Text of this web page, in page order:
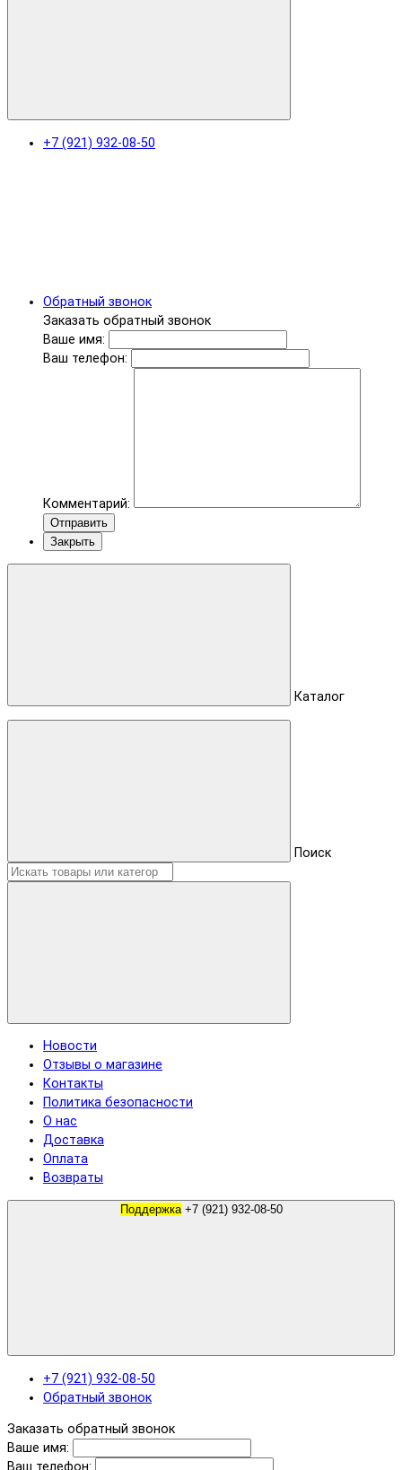
+7 (921) 932-08-50
Обратный звонок
Заказать обратный звонок
Ваше имя:
Ваш телефон:
Комментарий:
Отправить
Закрыть
Каталог
Поиск
Новости
Отзывы о магазине
Контакты
Политика безопасности
О нас
Доставка
Оплата
Возвраты
Поддержка +7 (921) 932-08-50
+7 (921) 932-08-50
Обратный звонок
Заказать обратный звонок
Ваше имя:
Ваш телефон: